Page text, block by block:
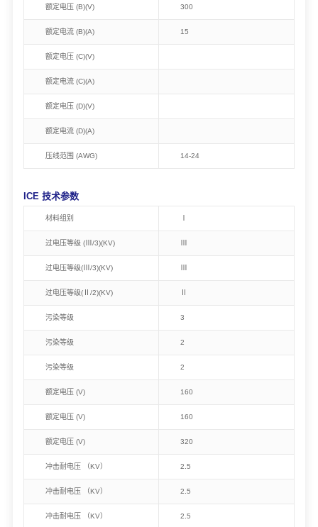
额定电压 (B)(V) 300
额定电流 (B)(A) 15
额定电压 (C)(V)
额定电流 (C)(A)
额定电压 (D)(V)
额定电流 (D)(A)
压线范围 (AWG) 14-24
ICE 技术参数
材料组别
过电压等级 (Ⅲ/3)(KV)
过电压等级(Ⅲ/3)(KV)
过电压等级(Ⅱ/2)(KV)
污染等级 3
污染等级 2
污染等级 2
额定电压 (V) 160
额定电压 (V) 160
额定电压 (V) 320
冲击耐电压 （KV） 2.5
冲击耐电压 （KV） 2.5
冲击耐电压 （KV） 2.5